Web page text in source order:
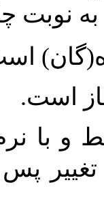
نوبت
است.
و با
پس